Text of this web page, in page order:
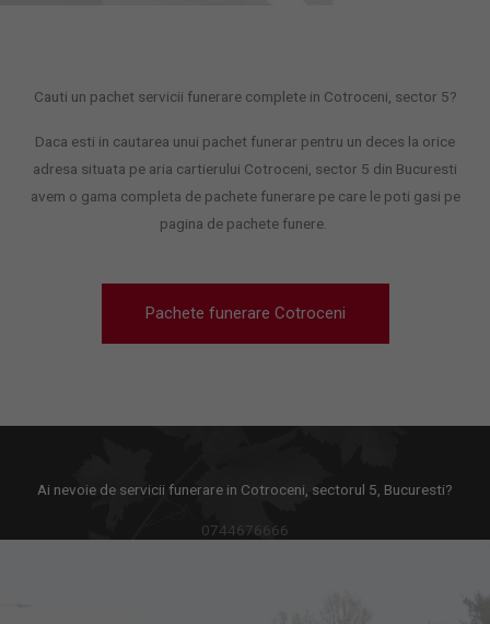
Cauti un pachet servicii funerare complete in Cotroceni, sector 5?
Daca esti in cautarea unui pachet funerar pentru un deces la orice
adresa situata pe aria cartierului Cotroceni, sector 5 din Bucuresti
avem o gama completa de pachete funerare pe care le poti gasi pe
pagina de pachete funere.
Pachete funerare Cotroceni
Ai nevoie de servicii funerare in Cotroceni, sectorul 5, Bucuresti?
0744676666